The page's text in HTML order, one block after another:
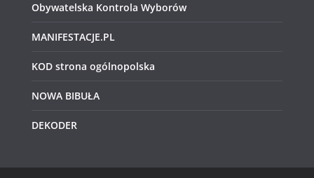
Obywatelska Kontrola Wyborów
MANIFESTACJE.PL
KOD strona ogólnopolska
NOWA BIBUŁA
DEKODER